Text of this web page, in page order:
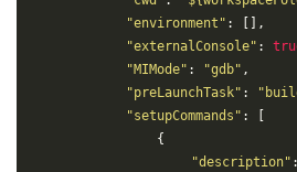
"environment" :
[],
"externalConsole" :
"MIMode" : "gdb" ,
"preLaunchTask" :
"setupCommands" :
{
"description" :